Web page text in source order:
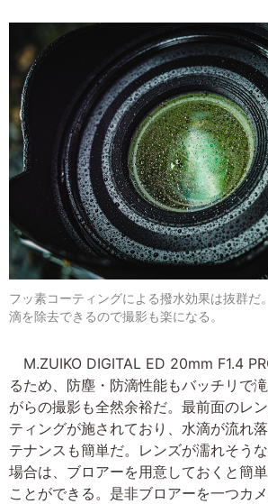
フッ素コーティングによる撥水効果は抜群だ
滴を除去できるので撮影も楽になる。
M.ZUIKO DIGITAL ED 20mm F1.4
るため、防塵・防滴性能もバッチリで
がらの撮影も全然余裕だ。最前面のレ
ティングが施されており、水滴が流れ
テナンスも簡単だ。レンズが濡れそう
場合は、ブロアーを用意しておくと簡
ことができる。是非ブロアーを一つカ